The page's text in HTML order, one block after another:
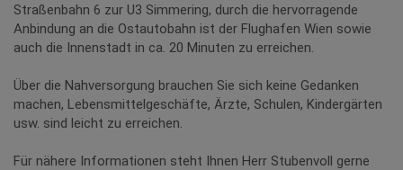
Straßenbahn 6 zur U3 Simmering, durch die hervorragende
Anbindung an die Ostautobahn ist der Flughafen Wien sowie
auch die Innenstadt in ca. 20 Minuten zu erreichen.
Über die Nahversorgung brauchen Sie sich keine Gedanken
machen, Lebensmittelgeschäfte, Ärzte, Schulen, Kindergärten
usw. sind leicht zu erreichen.
Für nähere Informationen steht Ihnen Herr Stubenvoll gerne